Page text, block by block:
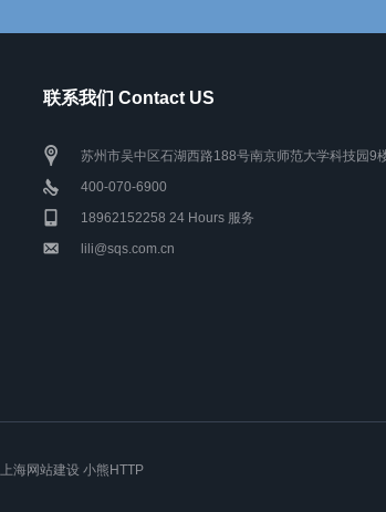
联系我们 Contact US
苏州市吴中区石湖西路188号南京师范大学科技园9
400-070-6900
18962152258 24 Hours 服务
lili@sqs.com.cn
上海网站建设 小熊HTTP